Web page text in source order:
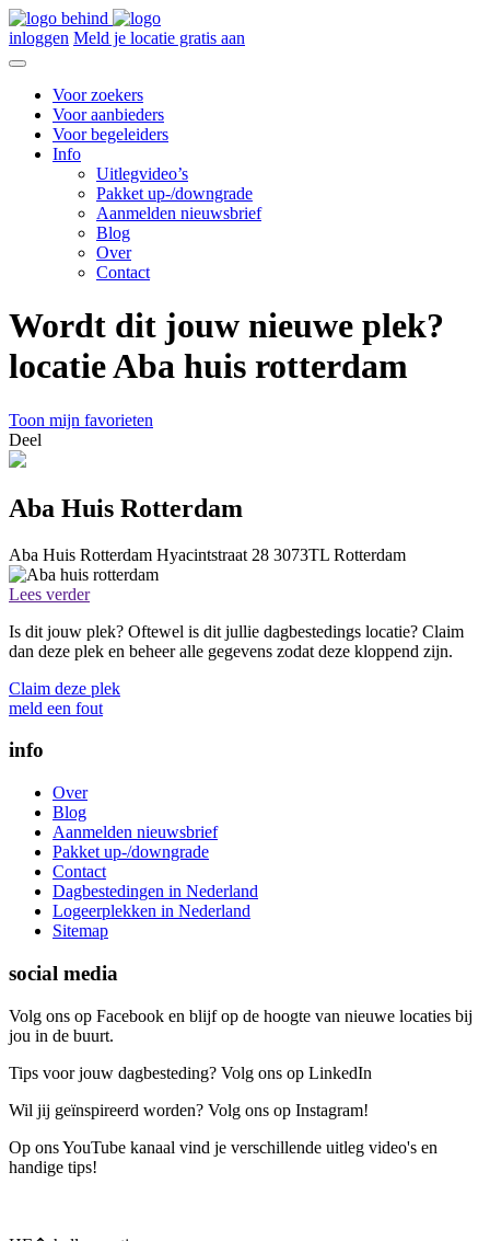
inloggen Meld je locatie gratis aan
Voor zoekers
Voor aanbieders
Voor begeleiders
Info
Uitlegvideo’s
Pakket up-/downgrade
Aanmelden nieuwsbrief
Blog
Over
Contact
Wordt dit jouw nieuwe plek?
locatie Aba huis rotterdam
Toon mijn favorieten
Deel
Aba Huis Rotterdam
Aba Huis Rotterdam Hyacintstraat 28 3073TL Rotterdam
Lees verder
Is dit jouw plek? Oftewel is dit jullie dagbestedings locatie? Claim
dan deze plek en beheer alle gegevens zodat deze kloppend zijn.
Claim deze plek
meld een fout
info
Over
Blog
Aanmelden nieuwsbrief
Pakket up-/downgrade
Contact
Dagbestedingen in Nederland
Logeerplekken in Nederland
Sitemap
social media
Volg ons op Facebook en blijf op de hoogte van nieuwe locaties bij
jou in de buurt.
Tips voor jouw dagbesteding? Volg ons op LinkedIn
Wil jij geïnspireerd worden? Volg ons op Instagram!
Op ons YouTube kanaal vind je verschillende uitleg video's en
handige tips!